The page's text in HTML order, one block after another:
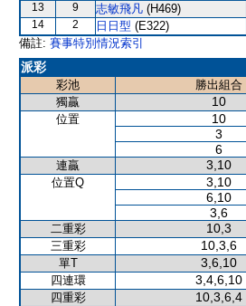
13 9 志敏飛凡 (H469)
14 2 日日型 (E322)
備註: 賽事特別情況索引
派彩
彩池 勝出組合
獨贏
10
位置 10
3
6
連贏 3,10
位置Q 3,10
6,10
3,6
二重彩 10,3
三重彩 10,3,6
單T 3,6,10
四連環 3,4,6,10
四重彩 10,3,6,4